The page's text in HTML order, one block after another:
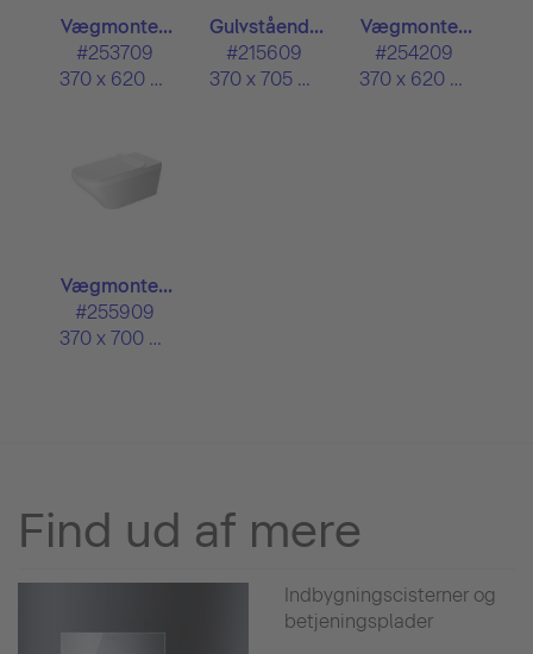
Vægmonte...
#253709
370 x 620 mm
Gulvståend...
#215609
370 x 705 mm
Vægmonte...
#254209
370 x 620 mm
Vægmonte...
#255909
370 x 700 mm
Find ud af mere
Indbygningscisterner og
betjeningsplader